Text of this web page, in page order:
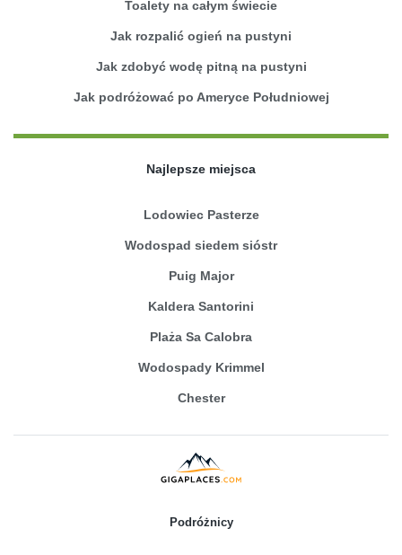
Toalety na całym świecie
Jak rozpalić ogień na pustyni
Jak zdobyć wodę pitną na pustyni
Jak podróżować po Ameryce Południowej
Najlepsze miejsca
Lodowiec Pasterze
Wodospad siedem sióstr
Puig Major
Kaldera Santorini
Plaża Sa Calobra
Wodospady Krimmel
Chester
Podróżnicy